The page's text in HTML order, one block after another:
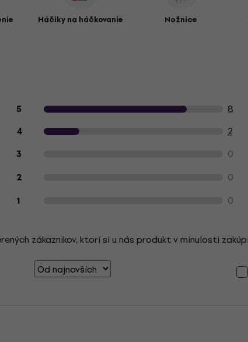
Háčiky na háčkovanie Nožnice
Hodnotenie produktu zákazníkmi
5 8
4 2
3 0
2 0
1 0
zákaznikov, ktorí si u nás produkt v minulosti